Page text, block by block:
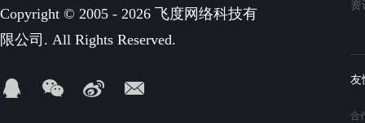
Copyright © 2005 - 2026 飞度网络科技有
限公司. All Rights Reserved.
资
合